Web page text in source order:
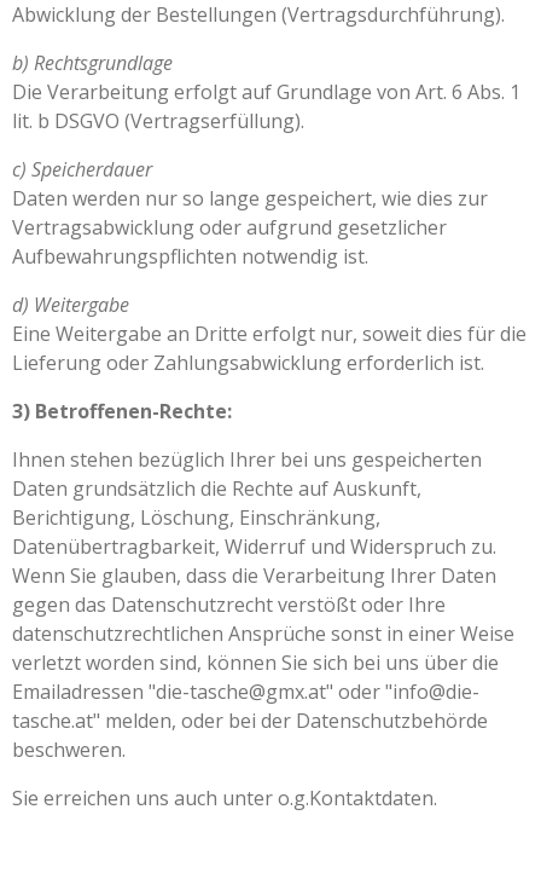
Abwicklung der Bestellungen (Vertragsdurchführung).
b) Rechtsgrundlage
Die Verarbeitung erfolgt auf Grundlage von Art. 6 Abs. 1
lit. b DSGVO (Vertragserfüllung).
c) Speicherdauer
Daten werden nur so lange gespeichert, wie dies zur
Vertragsabwicklung oder aufgrund gesetzlicher
Aufbewahrungspflichten notwendig ist.
d) Weitergabe
Eine Weitergabe an Dritte erfolgt nur, soweit dies für die
Lieferung oder Zahlungsabwicklung erforderlich ist.
3) Betroffenen-Rechte:
Ihnen stehen bezüglich Ihrer bei uns gespeicherten
Daten grundsätzlich die Rechte auf Auskunft,
Berichtigung, Löschung, Einschränkung,
Datenübertragbarkeit, Widerruf und Widerspruch zu.
Wenn Sie glauben, dass die Verarbeitung Ihrer Daten
gegen das Datenschutzrecht verstößt oder Ihre
datenschutzrechtlichen Ansprüche sonst in einer Weise
verletzt worden sind, können Sie sich bei uns über die
Emailadressen "die-tasche@gmx.at" oder "info@die-
tasche.at" melden, oder bei der Datenschutzbehörde
beschweren.
Sie erreichen uns auch unter o.g.Kontaktdaten.